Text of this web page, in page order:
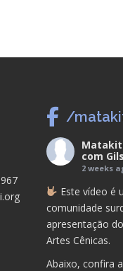
/
com
2 weeks
Este vídeo é
comunidade
apresentação
Artes Cênicas.
Abaixo, confira